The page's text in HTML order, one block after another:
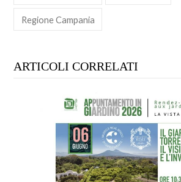
Regione Campania
ARTICOLI CORRELATI